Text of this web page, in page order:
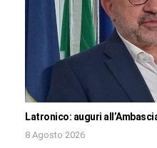
Latronico: auguri
8 Agosto 2026